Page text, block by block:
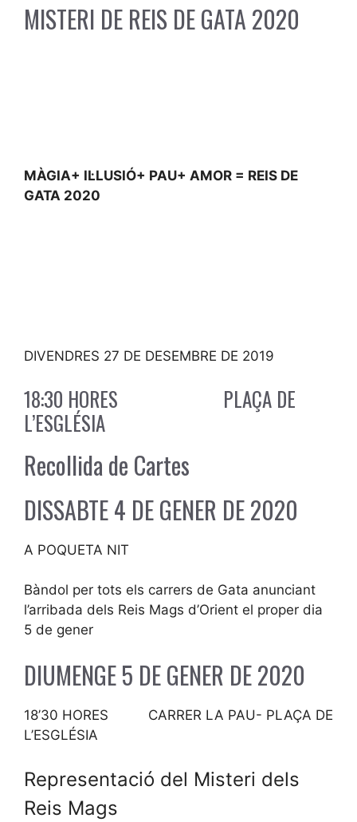
MISTERI DE REIS DE GATA 2020
MÀGIA+ IL·LUSIÓ+ PAU+ AMOR = REIS DE
GATA 2020
DIVENDRES 27 DE DESEMBRE DE 2019
18:30 HORES PLAÇA DE
L’ESGLÉSIA
Recollida de Cartes
DISSABTE 4 DE GENER DE 2020
A POQUETA NIT
Bàndol per tots els carrers de Gata anunciant
l’arribada dels Reis Mags d’Orient el proper dia
5 de gener
DIUMENGE 5 DE GENER DE 2020
18’30 HORES CARRER LA PAU- PLAÇA DE
L’ESGLÉSIA
Representació del Misteri dels
Reis Mags